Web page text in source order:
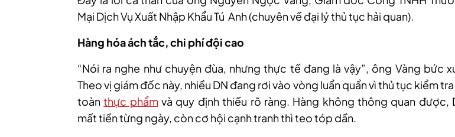
Mại Dịch Vụ Xuất Nhập Khẩu Tú Anh (chuyên về đại lý thủ tục hải quan).
Hàng hóa ách tắc, chi phí đội cao
“Nói ra nghe như chuyện đùa, nhưng thực tế đang là vậy”, ông Vàng bức
Theo vị giám đốc này, nhiều DN đang rơi vào vòng luẩn quẩn vì thủ tục kiểm
toànthực phẩmvà quy định thiếu rõ ràng. Hàng không thông quan được,
mất tiền từng ngày, còn cơ hội cạnh tranh thì teo tóp dần.